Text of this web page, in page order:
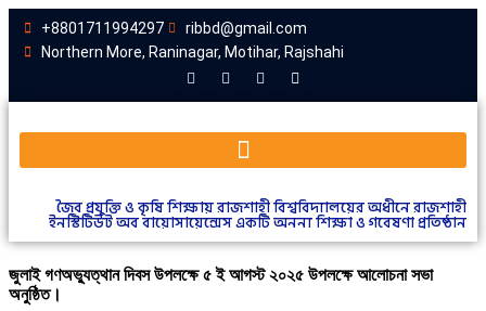
+8801711994297
ribbd@gmail.com
Northern More, Raninagar, Motihar, Rajshahi
জৈব প্রযুক্তি ও কৃষি শিক্ষায় রাজশাহী বিশ্ববিদ্যালয়ের অধীনে রাজশাহী
ইনস্টিটিউট অব বায়োসায়েন্সেস একটি অনন্য শিক্ষা ও গবেষণা প্রতিষ্ঠান
জুলাই গণঅভ্যুত্থান দিবস উপলক্ষে ৫ ই আগস্ট ২০২৫ উপলক্ষে আলোচনা সভা
অনুষ্ঠিত।